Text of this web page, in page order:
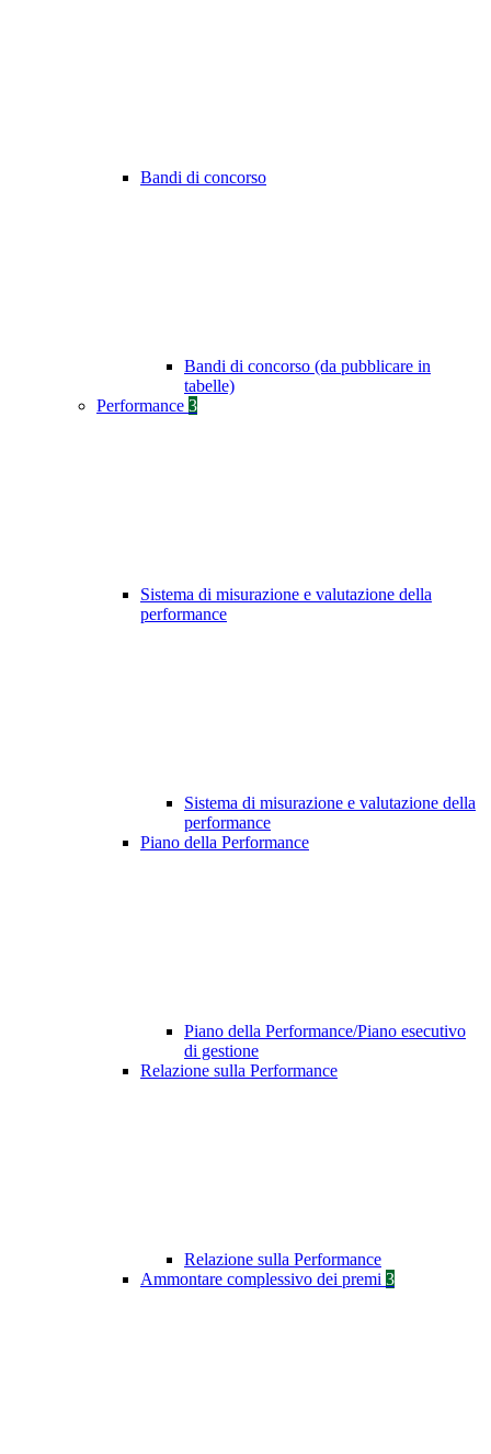
Bandi di concorso
Bandi di concorso (da pubblicare in
tabelle)
Performance 3
Sistema di misurazione e valutazione della
performance
Sistema di misurazione e valutazione della
performance
Piano della Performance
Piano della Performance/Piano esecutivo
di gestione
Relazione sulla Performance
Relazione sulla Performance
Ammontare complessivo dei premi 3